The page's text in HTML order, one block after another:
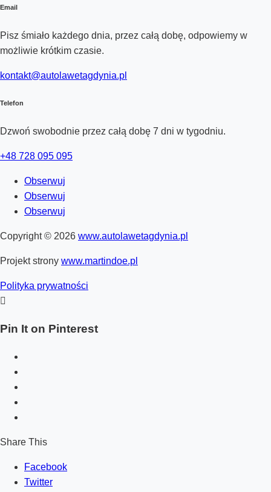
Email
Pisz śmiało każdego dnia, przez całą dobę, odpowiemy w
możliwie krótkim czasie.
kontakt@autolawetagdynia.pl
Telefon
Dzwoń swobodnie przez całą dobę 7 dni w tygodniu.
+48 728 095 095
Obserwuj
Obserwuj
Obserwuj
Copyright © 2026 www.autolawetagdynia.pl
Projekt strony www.martindoe.pl
Polityka prywatności

Pin It on Pinterest
Share This
Facebook
Twitter